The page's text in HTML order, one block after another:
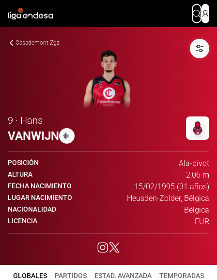
Casademont Zgz
9 · Hans
VANWIJN
POSICIÓN Ala-pívot
ALTURA 2,06 m
FECHA NACIMIENTO 15/02/1995 (31 años)
LUGAR NACIMIENTO Heusden-Zolder, Bélgica
NACIONALIDAD Bélgica
LICENCIA EUR
GLOBALES PARTIDOS ESTAD. AVANZADA TEMPORADAS